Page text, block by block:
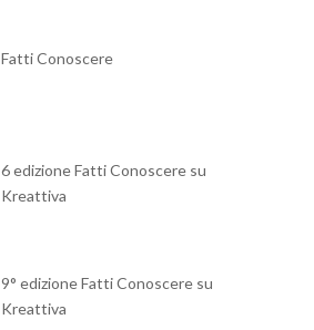
Fatti Conoscere
6 edizione Fatti Conoscere su
Kreattiva
9° edizione Fatti Conoscere su
Kreattiva